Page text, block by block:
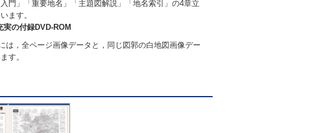
門」「重要地名」「主題図解説」「地名索引」の4章立
ます。
の付録DVD-ROM
は，全ページ画像データと，同じ図郭の白地図画像デー
す。